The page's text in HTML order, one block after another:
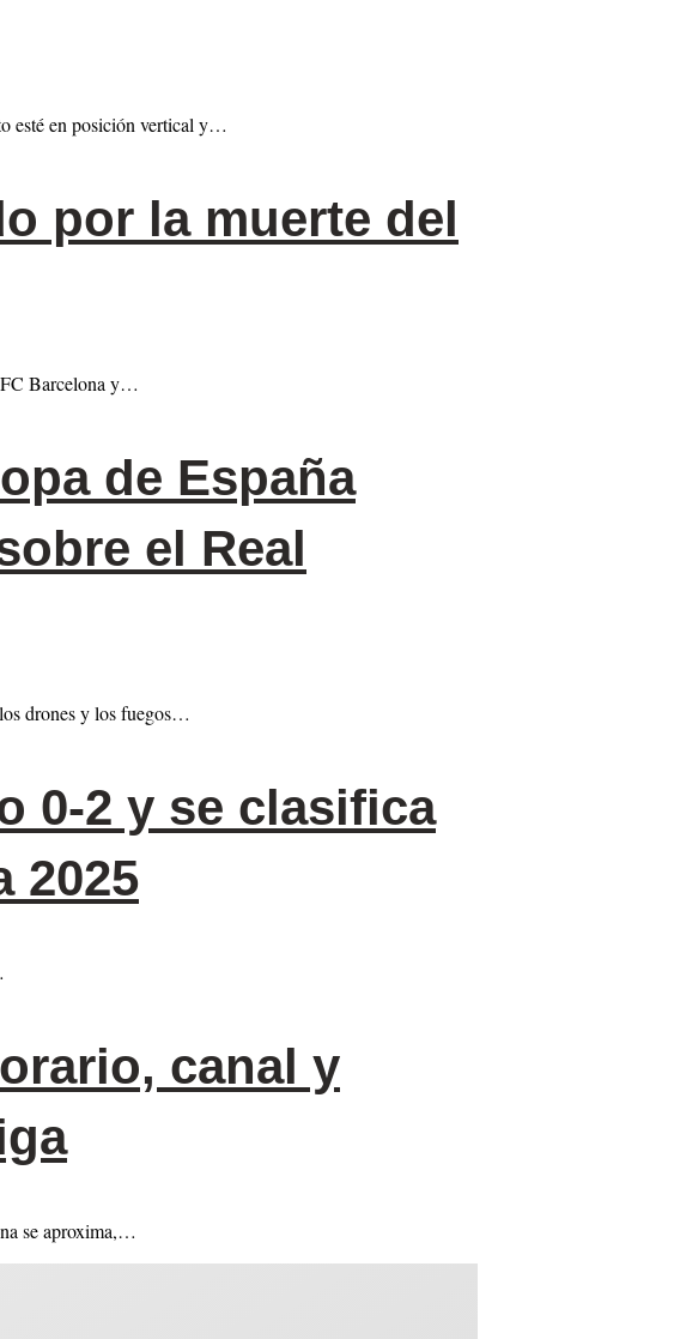
esté en posición vertical y…
por la muerte del
FC Barcelona y…
de España
el Real
drones y los fuegos…
0-2 y se clasifica
2025
canal y
se aproxima,…